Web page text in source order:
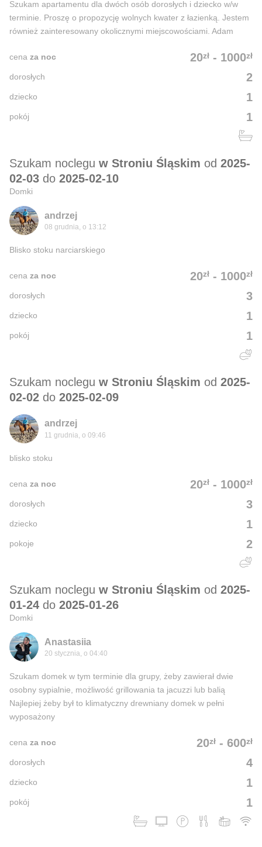
Szukam apartamentu dla dwóch osób dorosłych i dziecko w/w
terminie. Proszę o propozycję wolnych kwater z łazienką. Jestem
również zainteresowany okolicznymi miejscowościami. Adam
20zł - 1000zł
cena za noc
2
dorosłych
1
dziecko
1
pokój
Szukam noclegu w Stroniu Śląskim od 2025-
02-03 do 2025-02-10
Domki
andrzej
08 grudnia, o 13:12
Blisko stoku narciarskiego
20zł - 1000zł
cena za noc
3
dorosłych
1
dziecko
1
pokój
Szukam noclegu w Stroniu Śląskim od 2025-
02-02 do 2025-02-09
andrzej
11 grudnia, o 09:46
blisko stoku
20zł - 1000zł
cena za noc
3
dorosłych
1
dziecko
2
pokoje
Szukam noclegu w Stroniu Śląskim od 2025-
01-24 do 2025-01-26
Domki
Anastasiia
20 stycznia, o 04:40
Szukam domek w tym terminie dla grupy, żeby zawierał dwie
osobny sypialnie, możliwość grillowania ta jacuzzi lub balią
Najlepiej żeby był to klimatyczny drewniany domek w pełni
wyposażony
20zł - 600zł
cena za noc
4
dorosłych
1
dziecko
1
pokój